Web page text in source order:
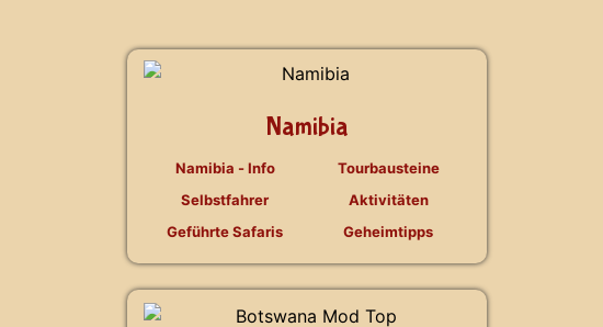
Namibia
Namibia - Info
Selbstfahrer
Geführte Safaris
Tourbausteine
Aktivitäten
Geheimtipps